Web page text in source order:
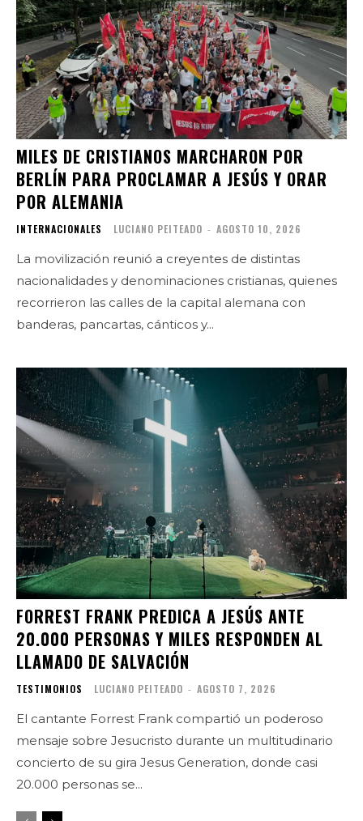
MILES DE CRISTIANOS MARCHARON POR
BERLÍN PARA PROCLAMAR A JESÚS Y ORAR
POR ALEMANIA
INTERNACIONALES LUCIANO PEITEADO - AGOSTO 10, 2026
La movilización reunió a creyentes de distintas
nacionalidades y denominaciones cristianas, quienes
recorrieron las calles de la capital alemana con
banderas, pancartas, cánticos y...
FORREST FRANK PREDICA A JESÚS ANTE
20.000 PERSONAS Y MILES RESPONDEN AL
LLAMADO DE SALVACIÓN
TESTIMONIOS LUCIANO PEITEADO - AGOSTO 7, 2026
El cantante Forrest Frank compartió un poderoso
mensaje sobre Jesucristo durante un multitudinario
concierto de su gira Jesus Generation, donde casi
20.000 personas se...